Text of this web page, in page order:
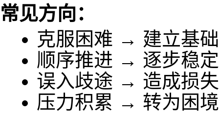
常见方向：
克服困难 → 建立基
顺序推进 → 逐步稳
误入歧途 → 造成损
压力积累 → 转为困